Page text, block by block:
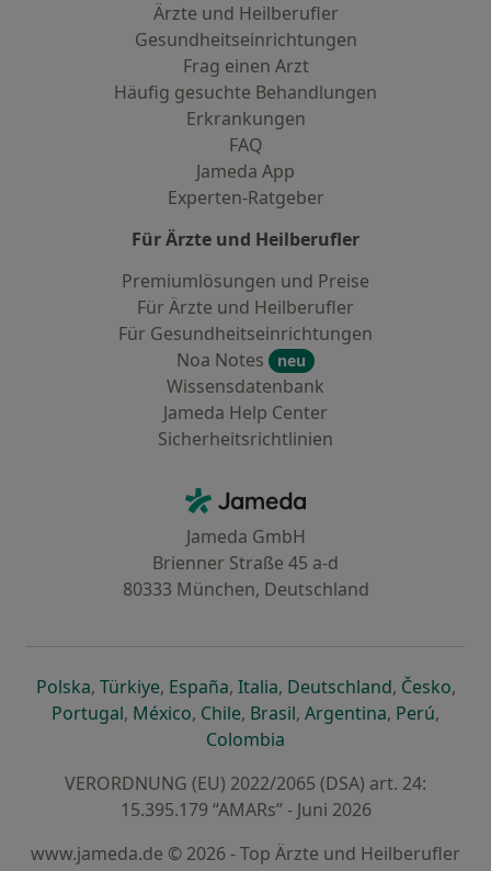
Ärzte und Heilberufler
Gesundheitseinrichtungen
Frag einen Arzt
Häufig gesuchte Behandlungen
Erkrankungen
FAQ
Jameda App
Experten-Ratgeber
Für Ärzte und Heilberufler
Premiumlösungen und Preise
Für Ärzte und Heilberufler
Für Gesundheitseinrichtungen
Noa Notes
neu
Wissensdatenbank
Jameda Help Center
Sicherheitsrichtlinien
Jameda - Startseite
Jameda GmbH
Brienner Straße 45 a-d
80333 München, Deutschland
Polskaöffnet in einer neuen Registerkarte
, Türkiyeöffnet in einer neuen Registerkarte
, Españaöffnet in einer neuen
, Italiaöffnet in einer neuen
, Deutschlandöffnet in
, Česko,
Portugalöffnet in einer neuen Registerkarte
, Méxicoöffnet in einer neuen Registerkarte
, Chileöffnet in einer neuen
, Brasilöffnet in einer neuen
, Argentinaöffnet in
, Perúöffnet
,
Colombia
VERORDNUNG (EU) 2022/2065 (DSA) art. 24:
15.395.179 “AMARs” - Juni 2026
www.jameda.de © 2026 - Top Ärzte und Heilberufler